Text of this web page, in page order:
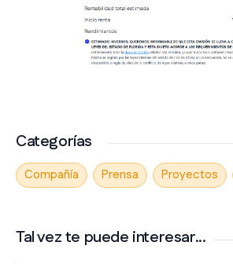
Categorías
Compañía Prensa Proyectos
Tal vez te puede interesar...